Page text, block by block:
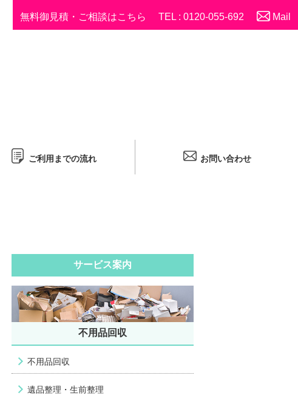
無料御見積・ご相談はこちら TEL : 0120-055-692 Mail
ご利用までの流れ お問い合わせ
サービス案内
不用品回収
不用品回収
遺品整理・生前整理